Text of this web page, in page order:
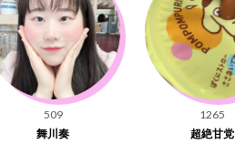
509
舞川奏
1265
超絶甘党